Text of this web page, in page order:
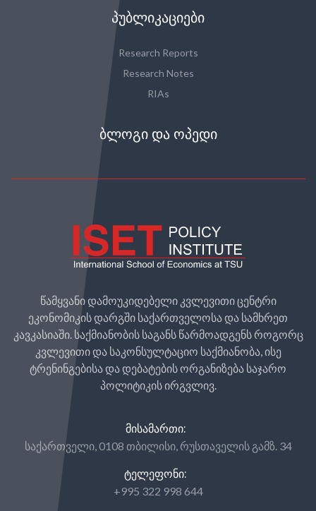
ᲞᲣᲑᲚᲘᲙᲐᲪᲘᲔᲑᲘ
Research Reports
Research Notes
RIAs
ᲑᲚᲝᲒᲘ ᲓᲐ ᲝᲞᲔᲓᲘ
წამყვანი დამოუკიდებელი კვლევითი ცენტრი
ეკონომიკის დარგში საქართველოსა და სამხრეთ
კავკასიაში. საქმიანობის საგანს წარმოადგენს როგორც
კვლევითი და საკონსულტაციო საქმიანობა, ისე
ტრენინგებისა და დებატების ორგანიზება საჯარო
პოლიტიკის ირგვლივ.
ᲛᲘᲡᲐᲛᲐᲠᲗᲘ:
საქართველი, 0108 თბილისი, რუსთაველის გამზ. 34
ᲢᲔᲚᲔᲤᲝᲜᲘ:
+995 322 998 644